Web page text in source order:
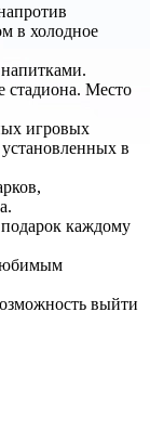
в холодное
стадиона. Место
игровых
в
каждому
выйти